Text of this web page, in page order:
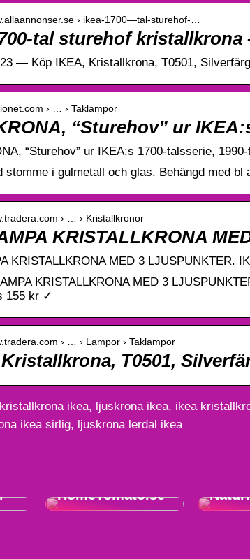
› ikea-1700—tal-sturehof-…
tal sturehof kristallkrona
— Köp IKEA, Kristallkrona, T0501,
› … › Taklampor
“Sturehov” ur
“Sturehov” ur IKEA:s 1700-talsserie,
stomme i gulmetall och glas. Behängd med
› … › Kristallkronor
KRISTALLKRONA
KRISTALLKRONA MED 3 LJUSPUNKTER.
KRISTALLKRONA MED 3
155 kr ✓
› … › Lampor › Taklampor
T0501,
ikea, ljuskrona ikea, ikea
ikea sirlig, ljuskrona lerdal ikea
HomeTomato.se